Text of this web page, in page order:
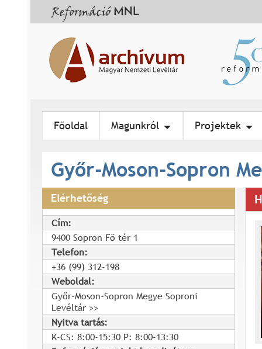
Főoldal Magunkról Projektek
Győr-Moson-Sopron
Elérhetőség
Cím:
9400 Sopron Fő tér 1
Telefon:
+36 (99) 312-198
Weboldal:
Győr-Moson-Sopron Megye Soproni
Levéltár
Nyitva tartás:
K-CS: 8:00-15:30 P: 8:00-13:30